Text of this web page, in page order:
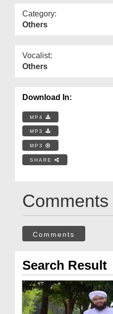
Category:
Others
Vocalist:
Others
Download In:
MP4
MP3
MP3
SHARE
Comments
Comments
Search Result